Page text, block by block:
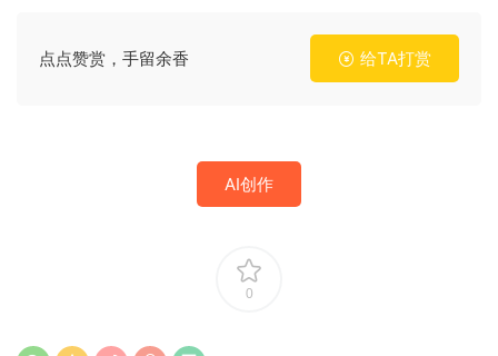
点点赞赏，手留余香 给TA打赏
AI创作
0